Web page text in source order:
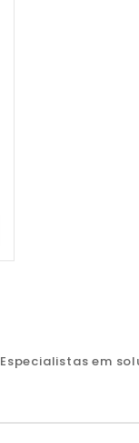
Especialistas em